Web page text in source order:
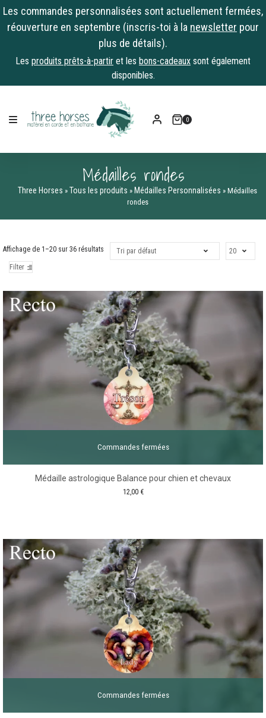
Les commandes personnalisées sont actuellement fermées,
réouverture en septembre (inscris-toi à la newsletter pour
plus de détails).
Les produits prêts-à-partir et les bons-cadeaux sont également
disponibles.
content
0
Médailles rondes
Three Horses » Tous les produits » Médailles Personnalisées » Médailles
rondes
Affichage de 1–20 sur 36 résultats
Filter
Commandes fermées
Médaille astrologique Balance pour chien et chevaux
12,00 €
Commandes fermées